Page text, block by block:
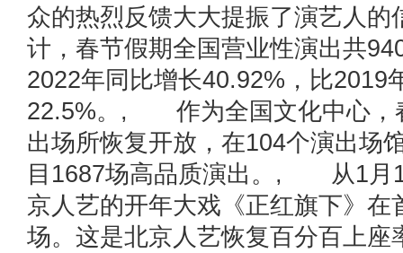
众的热烈反馈大大提振了演艺人的
计，春节假期全国营业性演出共
2022年同比增长40.92%，比2019
22.5%。, 作为全国文化中心，
出场所恢复开放，在104个演出场
目1687场高品质演出。, 从1月
京人艺的开年大戏《正红旗下》在
场。这是北京人艺恢复百分百上座